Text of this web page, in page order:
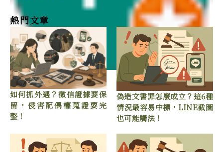
熱門文章
如何抓外遇？徵信證據要保
留，侵害配偶權蒐證要完
整！
偽造文書罪怎麼成立？這6種
情況最容易中標，LINE截圖
也可能觸法！